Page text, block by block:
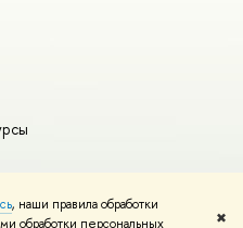
, наши правила обработки
обработки персональных
✖